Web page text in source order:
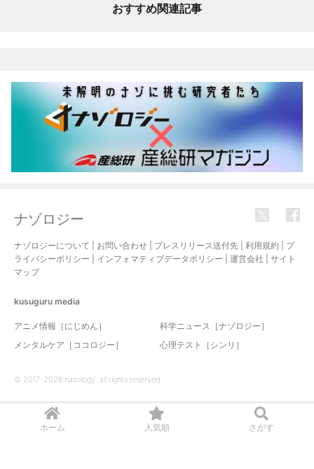
ホーム 人気順 さがす
おすすめ関連記事
ナゾロジー
ナゾロジーについて お問い合わせ プレスリリース送付先 利用規約
プ
ライバシーポリシー
インフォマティブデータポリシー 運営会社
サイト
マップ
kusuguru media
アニメ情報［にじめん］
科学ニュース［ナゾロジー］
メンタルケア［ココロジー］
心理テスト［シンリ］
© 2017-2026 nazology. all rights reserved.